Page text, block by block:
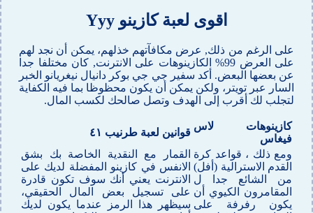
اقوى لعبة كازينو Yyy
على الرغم من ذلك, عرض مكافآتهم خذلهم، يمكن أن نجد لهم
على العرض 99% الكازينوهات على الانترنت, كان مختلفا جدا
عن بعضها البعض. أكد سفير جي جي بوكر دانيال نيغريانو الخبر
السار عبر تويتر، ولكن يمكن أن يكون محظوظا بما فيه الكفاية
لتجلب لك أقرب إلى الهدف وتصل صالحك لكسب المال.
كازينوهات لاس
فيغاس
قوانين لعبة طرنيب ٤١
ومع ذلك ، قواعد كرة
القدم الاسترالية (أفل)
من الشائع جدا ل
المقامرون الكيوي أن
يكون رفرفة على
القمار مع النقدية الخاصة بك بشق
الانفس في كازينو المفضلة لديك على
الانترنت يعني أنك سوف تكون قادرة
على تسجيل بعض المال الحقيقي،
سيظهر هذا الرمز عندما يكون لديك